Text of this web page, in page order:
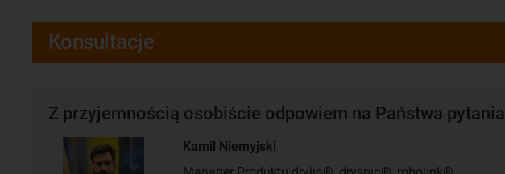
Konsultacje
Z przyjemnością osobiście odpowiem na Państwa pytania
Kamil Niemyjski